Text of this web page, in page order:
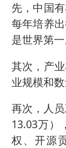
先，中国
每年培养
是世界第一
其次，产
业规模和数
再次，人
13.03万）
权、开源